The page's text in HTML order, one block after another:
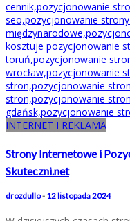
INTERNET I REKLAMA
Strony Internetowe i
Skuteczni.net
drozdullo- 12 listopada 2024